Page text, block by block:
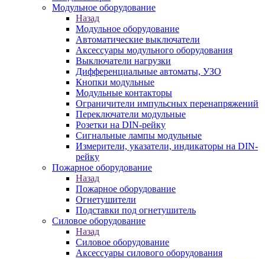
Модульное оборудование
Назад
Модульное оборудование
Автоматические выключатели
Аксессуары модульного оборудования
Выключатели нагрузки
Дифференциальные автоматы, УЗО
Кнопки модульные
Модульные контакторы
Ограничители импульсных перенапряжений
Переключатели модульные
Розетки на DIN-рейку
Сигнальные лампы модульные
Измерители, указатели, индикаторы на DIN-
рейку
Пожарное оборудование
Назад
Пожарное оборудование
Огнетушители
Подставки под огнетушитель
Силовое оборудование
Назад
Силовое оборудование
Аксессуары силового оборудования